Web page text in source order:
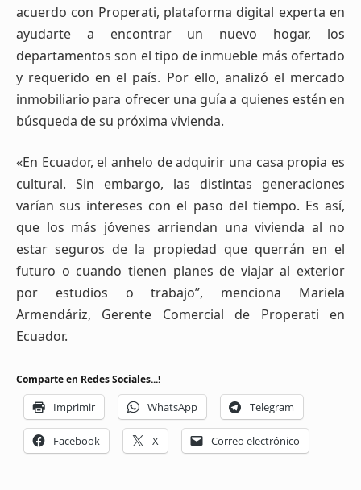
acuerdo con Properati, plataforma digital experta en
ayudarte a encontrar un nuevo hogar, los
departamentos son el tipo de inmueble más ofertado
y requerido en el país. Por ello, analizó el mercado
inmobiliario para ofrecer una guía a quienes estén en
búsqueda de su próxima vivienda.
«En Ecuador, el anhelo de adquirir una casa propia es
cultural. Sin embargo, las distintas generaciones
varían sus intereses con el paso del tiempo. Es así,
que los más jóvenes arriendan una vivienda al no
estar seguros de la propiedad que querrán en el
futuro o cuando tienen planes de viajar al exterior
por estudios o trabajo”, menciona Mariela
Armendáriz, Gerente Comercial de Properati en
Ecuador.
Comparte en Redes Sociales...!
Imprimir WhatsApp Telegram
Facebook X Correo electrónico